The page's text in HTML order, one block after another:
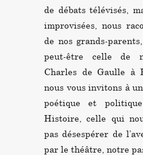
de débats télévisés,
improvisées, nous
de nos grands-
peut-être celle de
Charles de Gaulle à
nous vous invitons à
poétique et
Histoire, celle qui
pas désespérer de
par le théâtre, notre